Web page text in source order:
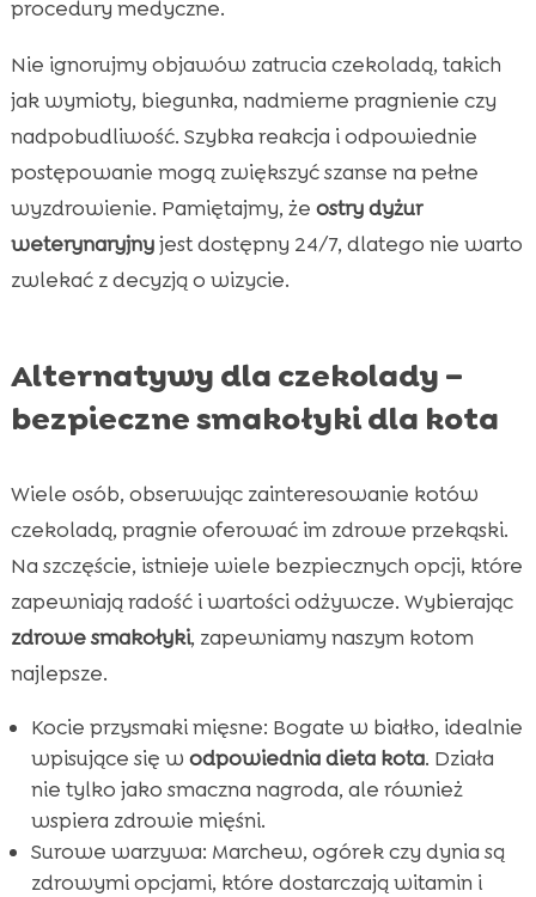
procedury medyczne.
Nie ignorujmy objawów zatrucia czekoladą, takich
jak wymioty, biegunka, nadmierne pragnienie czy
nadpobudliwość. Szybka reakcja i odpowiednie
postępowanie mogą zwiększyć szanse na pełne
wyzdrowienie. Pamiętajmy, że ostry dyżur
weterynaryjnyjest dostępny 24/7, dlatego nie warto
zwlekać z decyzją o wizycie.
Alternatywy dla czekolady –
bezpieczne smakołyki dla kota
Wiele osób, obserwując zainteresowanie kotów
czekoladą, pragnie oferować im zdrowe przekąski.
Na szczęście, istnieje wiele bezpiecznych opcji, które
zapewniają radość i wartości odżywcze. Wybierając
zdrowe smakołyki, zapewniamy naszym kotom
najlepsze.
Kocie przysmaki mięsne: Bogate w białko, idealnie
wpisujące się w odpowiednia dieta kota. Działa
nie tylko jako smaczna nagroda, ale również
wspiera zdrowie mięśni.
Surowe warzywa: Marchew, ogórek czy dynia są
zdrowymi opcjami, które dostarczają witamin i